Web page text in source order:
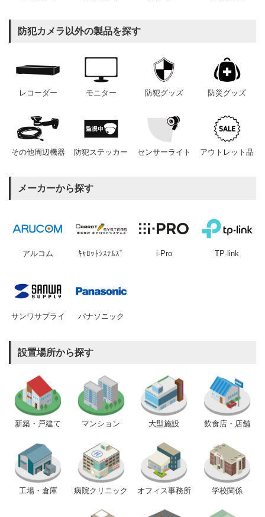
防犯カメラ以外の製品を探す
レコーダー モニター 防犯グッズ 防災グッズ
その他周辺機器 防犯ステッカー センサーライト アウトレット品
メーカーから探す
アルコム ｷｬﾛｯﾄｼｽﾃﾑｽﾞ i-Pro TP-link
サンワサプライ パナソニック
設置場所から探す
新築・戸建て マンション 大型施設 飲食店・店舗
工場・倉庫 病院クリニック オフィス事務所 学校関係